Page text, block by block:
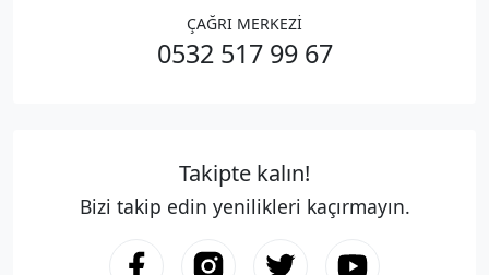
ÇAĞRI MERKEZİ
0532 517 99 67
Takipte kalın!
Bizi takip edin yenilikleri kaçırmayın.